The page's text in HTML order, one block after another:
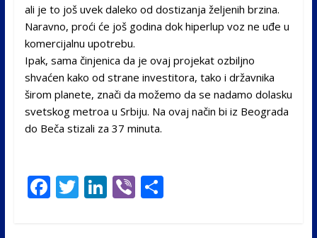
ali je to još uvek daleko od dostizanja željenih brzina.
Naravno, proći će još godina dok hiperlup voz ne uđe u
komercijalnu upotrebu.
Ipak, sama činjenica da je ovaj projekat ozbiljno
shvaćen kako od strane investitora, tako i državnika
širom planete, znači da možemo da se nadamo dolasku
svetskog metroa u Srbiju. Na ovaj način bi iz Beograda
do Beča stizali za 37 minuta.
F
ac
T
w
Li
n
Vi
b
S